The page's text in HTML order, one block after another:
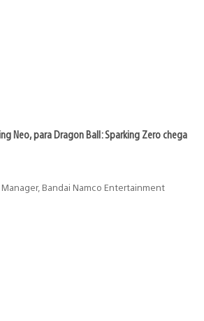
Neo, para Dragon Ball: Sparking Zero chega
Bandai Namco Entertainment